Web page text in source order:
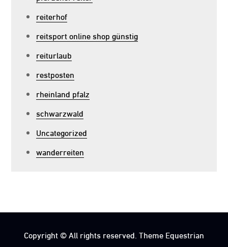
reiterhof
reitsport online shop günstig
reiturlaub
restposten
rheinland pfalz
schwarzwald
Uncategorized
wanderreiten
Copyright © All rights reserved. Theme Equestrian